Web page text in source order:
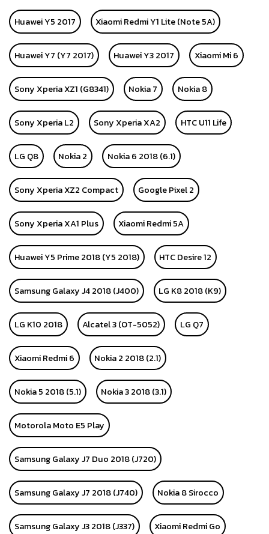
Huawei Y5 2017 Xiaomi Redmi Y1 Lite (Note 5A)
Huawei Y7 (Y7 2017) Huawei Y3 2017 Xiaomi Mi 6
Sony Xperia XZ1 (G8341) Nokia 7 Nokia 8
Sony Xperia L2 Sony Xperia XA2 HTC U11 Life
LG Q8 Nokia 2 Nokia 6 2018 (6.1)
Sony Xperia XZ2 Compact Google Pixel 2
Sony Xperia XA1 Plus Xiaomi Redmi 5A
Huawei Y5 Prime 2018 (Y5 2018) HTC Desire 12
Samsung Galaxy J4 2018 (J400) LG K8 2018 (K9)
LG K10 2018 Alcatel 3 (OT-5052) LG Q7
Xiaomi Redmi 6 Nokia 2 2018 (2.1)
Nokia 5 2018 (5.1) Nokia 3 2018 (3.1)
Motorola Moto E5 Play
Samsung Galaxy J7 Duo 2018 (J720)
Samsung Galaxy J7 2018 (J740) Nokia 8 Sirocco
Samsung Galaxy J3 2018 (J337) Xiaomi Redmi Go